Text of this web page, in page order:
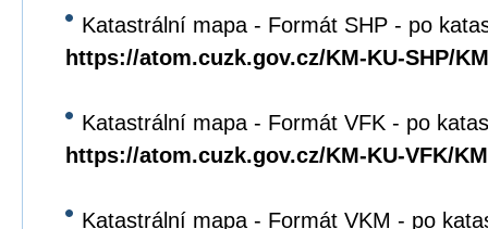
Katastrální mapa - Formát SHP - po
https://atom.cuzk.gov.cz/KM-KU-SHP/
Katastrální mapa - Formát VFK - po
https://atom.cuzk.gov.cz/KM-KU-VFK/
Katastrální mapa - Formát VKM - po